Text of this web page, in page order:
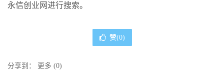
永信创业网进行搜索。
赞(0)
分享到： 更多 (0)